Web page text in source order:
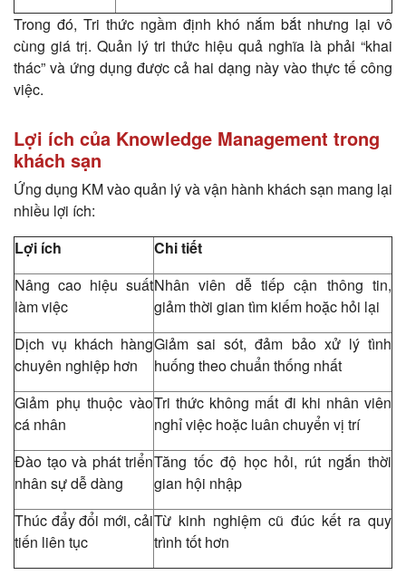
Trong đó, Tri thức ngầm định khó nắm bắt nhưng lại vô
cùng giá trị. Quản lý tri thức hiệu quả nghĩa là phải “khai
thác” và ứng dụng được cả hai dạng này vào thực tế công
việc.
Lợi ích của Knowledge Management trong
khách sạn
Ứng dụng KM vào quản lý và vận hành khách sạn mang lại
nhiều lợi ích:
Lợi ích
Chi tiết
Nâng cao hiệu suất
làm việc
Nhân viên dễ tiếp cận thông tin,
giảm thời gian tìm kiếm hoặc hỏi lại
Dịch vụ khách hàng
chuyên nghiệp hơn
Giảm sai sót, đảm bảo xử lý tình
huống theo chuẩn thống nhất
Giảm phụ thuộc vào
cá nhân
Tri thức không mất đi khi nhân viên
nghỉ việc hoặc luân chuyển vị trí
Đào tạo và phát triển
nhân sự dễ dàng
Tăng tốc độ học hỏi, rút ngắn thời
gian hội nhập
Thúc đẩy đổi mới, cải
tiến liên tục
Từ kinh nghiệm cũ đúc kết ra quy
trình tốt hơn